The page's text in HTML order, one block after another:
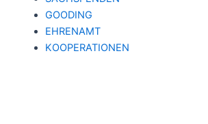
GOODING
EHRENAMT
KOOPERATIONEN